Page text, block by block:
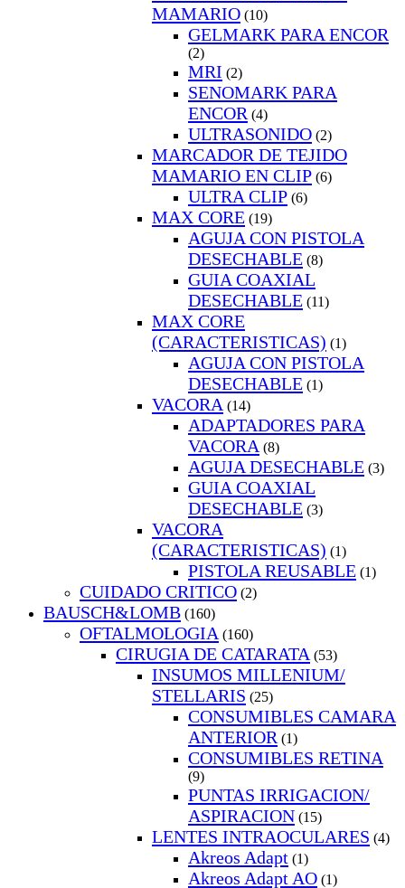
MAMARIO (10)
GELMARK PARA ENCOR
(2)
MRI (2)
SENOMARK PARA
ENCOR (4)
ULTRASONIDO (2)
MARCADOR DE TEJIDO
MAMARIO EN CLIP (6)
ULTRA CLIP (6)
MAX CORE (19)
AGUJA CON PISTOLA
DESECHABLE (8)
GUIA COAXIAL
DESECHABLE (11)
MAX CORE
(CARACTERISTICAS) (1)
AGUJA CON PISTOLA
DESECHABLE (1)
VACORA (14)
ADAPTADORES PARA
VACORA (8)
AGUJA DESECHABLE (3)
GUIA COAXIAL
DESECHABLE (3)
VACORA
(CARACTERISTICAS) (1)
PISTOLA REUSABLE (1)
CUIDADO CRITICO (2)
BAUSCH&LOMB (160)
OFTALMOLOGIA (160)
CIRUGIA DE CATARATA (53)
INSUMOS MILLENIUM/
STELLARIS (25)
CONSUMIBLES CAMARA
ANTERIOR (1)
CONSUMIBLES RETINA
(9)
PUNTAS IRRIGACION/
ASPIRACION (15)
LENTES INTRAOCULARES (4)
Akreos Adapt (1)
Akreos Adapt AO (1)